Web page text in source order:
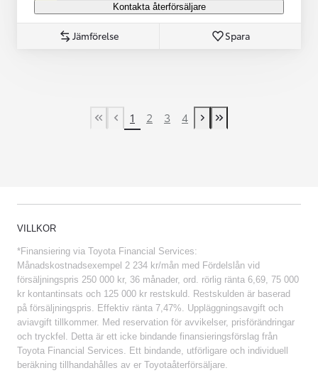
Kontakta återförsäljare
Jämförelse Spara
First Page
Previous page
1 2 3 4
Next page
Last Page
VILLKOR
*Finansiering via Toyota Financial Services:
Månadskostnadsexempel 2 234 kr/mån med Fördelslån vid
försäljningspris 250 000 kr, 36 månader, ord. rörlig ränta 6,69, 75 000
kr kontantinsats och 125 000 kr restskuld. Restskulden är baserad
på försäljningspris. Effektiv ränta 7,47%. Uppläggningsavgift och
aviavgift tillkommer. Med reservation för avvikelser, prisförändringar
och tryckfel. Detta är ett icke bindande finansieringsförslag från
Toyota Financial Services. Ett bindande, utförligare och individuell
beräkning tillhandahålles av er Toyotaåterförsäljare.